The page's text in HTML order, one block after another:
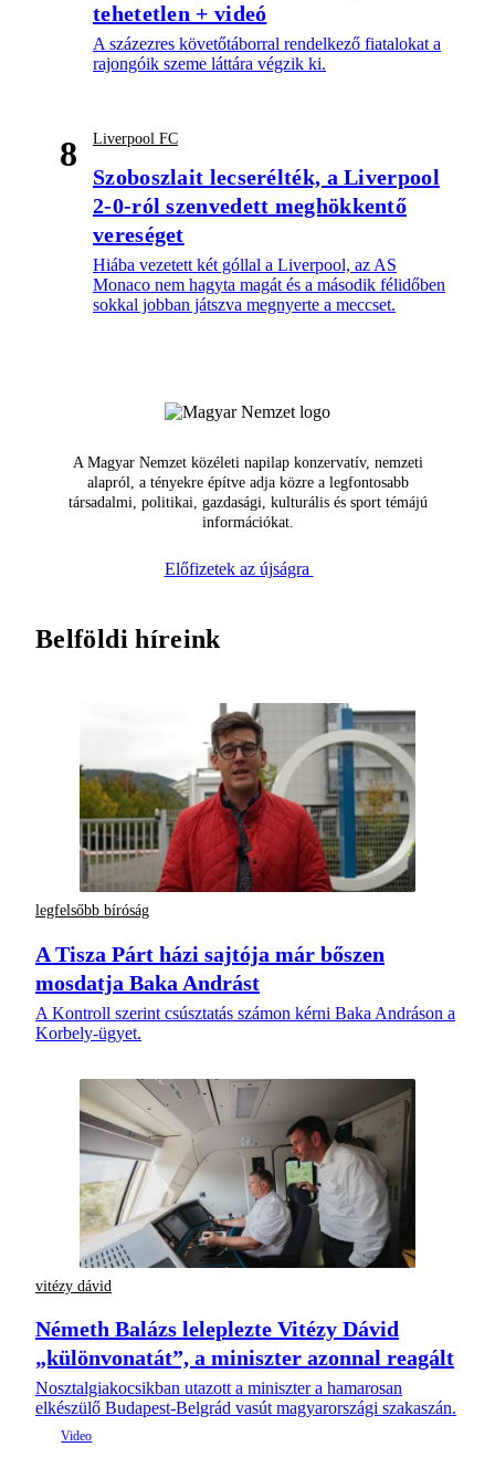
tehetetlen + videó
A százezres követőtáborral rendelkező fiatalokat a
rajongóik szeme láttára végzik ki.
8 Liverpool FC
Szoboszlait lecserélték, a Liverpool
2-0-ról szenvedett meghökkentő
vereséget
Hiába vezetett két góllal a Liverpool, az AS
Monaco nem hagyta magát és a második félidőben
sokkal jobban játszva megnyerte a meccset.
A Magyar Nemzet közéleti napilap konzervatív, nemzeti
alapról, a tényekre építve adja közre a legfontosabb
társadalmi, politikai, gazdasági, kulturális és sport témájú
információkat.
Előfizetek az újságra
Belföldi híreink
legfelsőbb bíróság
A Tisza Párt házi sajtója már bőszen
mosdatja Baka Andrást
A Kontroll szerint csúsztatás számon kérni Baka Andráson a
Korbely-ügyet.
vitézy dávid
Németh Balázs leleplezte Vitézy Dávid
„különvonatát”, a miniszter azonnal reagált
Nosztalgiakocsikban utazott a miniszter a hamarosan
elkészülő Budapest-Belgrád vasút magyarországi szakaszán.